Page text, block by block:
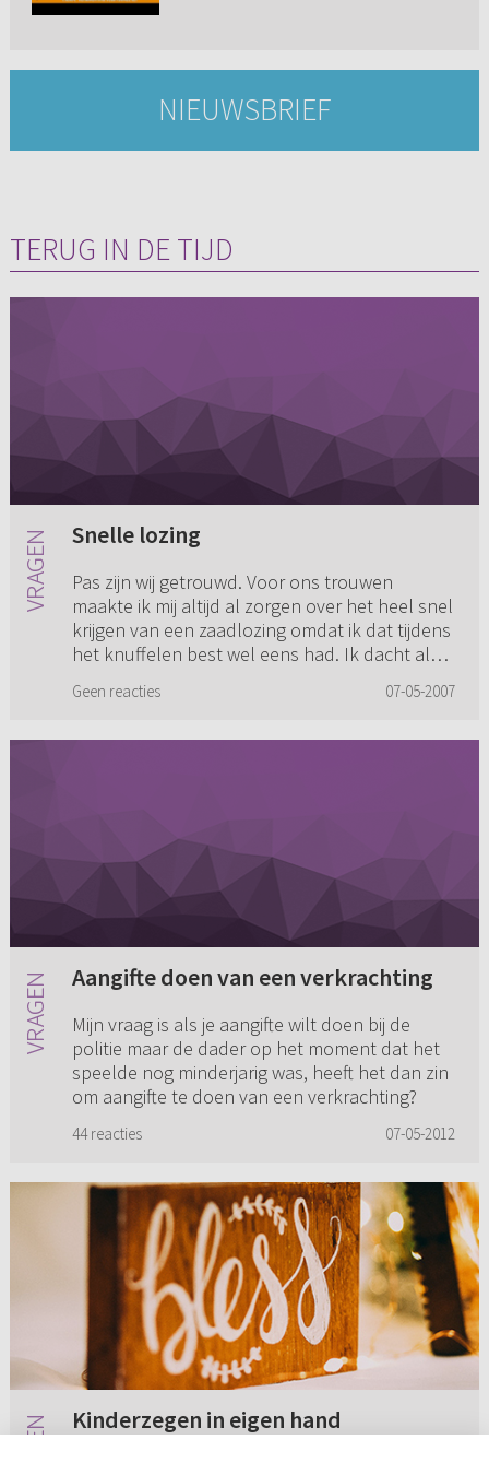
NIEUWSBRIEF
TERUG IN DE TIJD
Snelle lozing
Pas zijn wij getrouwd. Voor ons trouwen
maakte ik mij altijd al zorgen over het heel snel
krijgen van een zaadlozing omdat ik dat tijdens
het knuffelen best wel eens had. Ik dacht als
Geen reacties 07-05-2007
Aangifte doen van een verkrachting
Mijn vraag is als je aangifte wilt doen bij de
politie maar de dader op het moment dat het
speelde nog minderjarig was, heeft het dan zin
om aangifte te doen van een verkrachting?
44 reacties 07-05-2012
Kinderzegen in eigen hand